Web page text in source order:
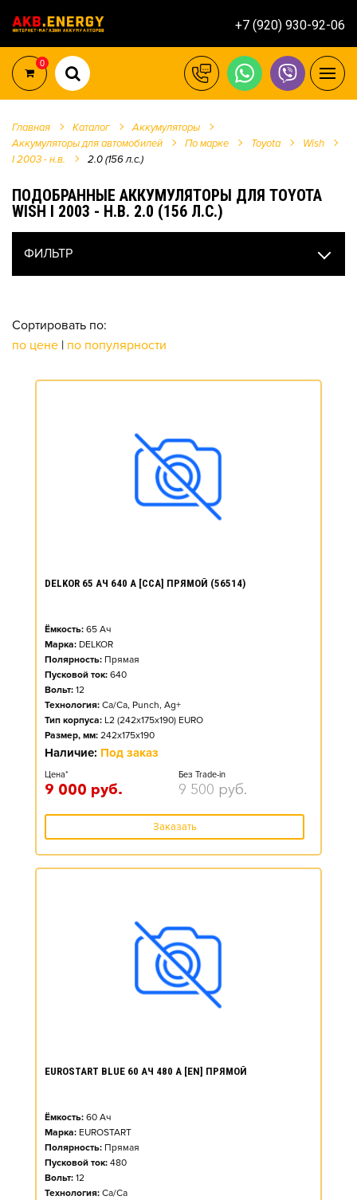
+7 (920) 930-92-06
0
Главная Каталог
Аккумуляторы
Аккумуляторы для автомобилей
По марке Toyota
Wish
I 2003 - н.в.
2.0 (156 л.с.)
ПОДОБРАННЫЕ АККУМУЛЯТОРЫ ДЛЯ TOYOTA
WISH I 2003 - Н.В. 2.0 (156 Л.С.)
ФИЛЬТР
Сортировать по:
по цене | по популярности
DELKOR 65 АЧ 640 А [CCA] ПРЯМОЙ (56514)
Ёмкость: 65 Ач
Марка: DELKOR
Полярность: Прямая
Пусковой ток: 640
Вольт: 12
Технология: Ca/Ca, Punch, Ag+
Тип корпуса: L2 (242x175x190) EURO
Размер, мм: 242x175x190
Наличие: Под заказ
Цена*
9 000 руб.
Без Trade-in
9 500 руб.
Заказать
EUROSTART BLUE 60 АЧ 480 А [EN] ПРЯМОЙ
Ёмкость: 60 Ач
Марка: EUROSTART
Полярность: Прямая
Пусковой ток: 480
Вольт: 12
Технология: Ca/Ca